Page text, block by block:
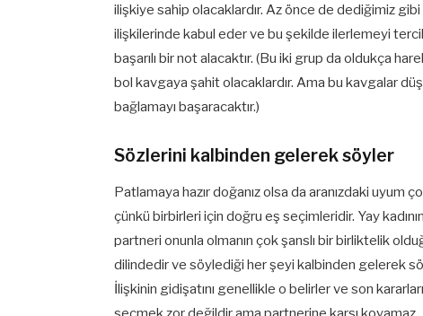
ilişkiye sahip olacaklardır. Az önce de dediğimiz gibi
ilişkilerinde kabul eder ve bu şekilde ilerlemeyi
başarılı bir not alacaktır. (Bu iki grup da oldukça
bol kavgaya şahit olacaklardır. Ama bu kavgalar
bağlamayı başaracaktır.)
Sözlerini kalbinden gelerek söyler
Patlamaya hazır doğanız olsa da aranızdaki uyum
çünkü birbirleri için doğru eş seçimleridir. Yay
partneri onunla olmanın çok şanslı bir birliktelik
dilindedir ve söylediği her şeyi kalbinden gelerek
İlişkinin gidişatını genellikle o belirler ve son